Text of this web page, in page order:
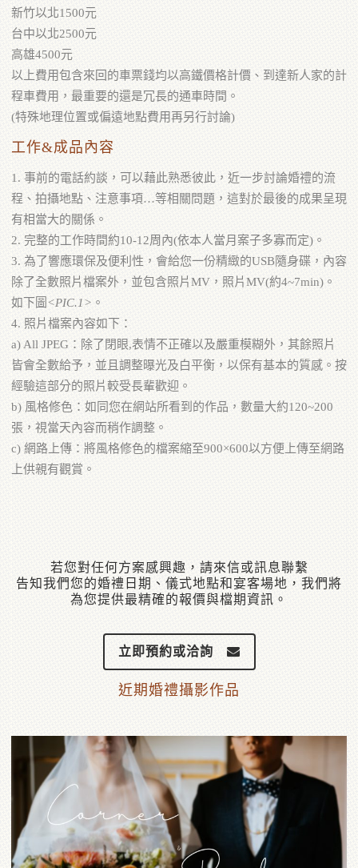
新竹以北1500元
台中以北2500元
高雄4500元
以上費用包含來回的車票錢均以高鐵價格計價、到達新人家的計
程車費用，最重要的還是冗長的通車時間。
(特殊地理位置或偏遠地點費用再另行討論)
工作&成品內容
1. 事前的電話約談，可以藉此熟悉彼此，近一步討論婚禮的流
程、拍攝地點、注意事項…等相關問題，這對於最後的成果呈現
有相當大的關係。
2. 完整的工作時間約10-12周內(依本人當月案子多寡而定)。
3. 為了響應環保及便利性，會給您一份精緻的USB隨身碟，內容
除了全數照片檔案外，並包含照片MV，照片MV(約4~7min)。
如下圖 <PIC.1> 。
4. 照片檔案內容如下：
a) All JPEG：除了閉眼,表情不正確以及嚴重模糊外，其餘照片
皆會全數給予，並且調整曝光及白平衡，以保有基本的質感。按
經驗這部分的照片較受長輩歡迎。
b) 風格修色：如同您在網站所看到的作品，數量大約120~200
張，視當天內容而稍作調整。
c) 網路上傳：將風格修色的檔案縮至900×600以方便上傳至網路
上供親有觀賞。
若您對任何方案感興趣，請來信或訊息聯繫
告知我們您的婚禮日期、儀式地點和宴客場地，我們將
為您提供最精確的報價與檔期資訊。
立即預約或洽詢
近期婚禮攝影作品